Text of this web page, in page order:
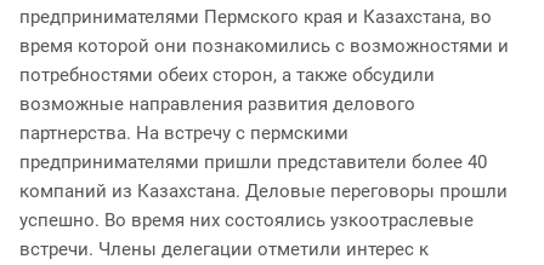
предпринимателями Пермского края и Казахстана, во
время которой они познакомились с возможностями и
потребностями обеих сторон, а также обсудили
возможные направления развития делового
партнерства. На встречу с пермскими
предпринимателями пришли представители более 40
компаний из Казахстана. Деловые переговоры прошли
успешно. Во время них состоялись узкоотраслевые
встречи. Члены делегации отметили интерес к